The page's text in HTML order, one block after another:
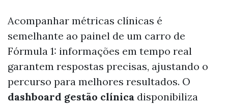
Acompanhar métricas clínicas é
semelhante ao painel de um carro de
Fórmula 1: informações em tempo real
garantem respostas precisas, ajustando o
percurso para melhores resultados. O
dashboard gestão clínica disponibiliza